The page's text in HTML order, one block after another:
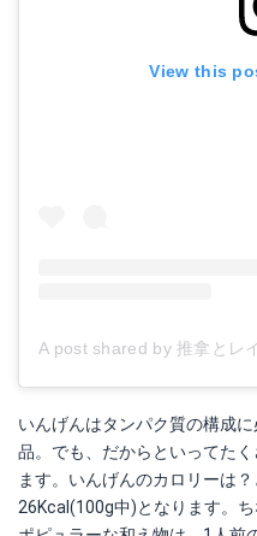
View this
いんげんはタンパク質の構成
品。でも、だからといってた
ます。いんげんのカロリーは
26Kcal(100g中)となります。